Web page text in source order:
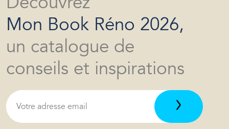
Mon Book Réno 2026,
un catalogue de
conseils et inspirations